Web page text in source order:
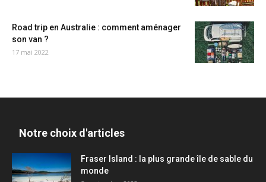
Road trip en Australie : comment aménager
son van ?
17 mai 2022
Notre choix d'articles
Fraser Island : la plus grande île de sable du
monde